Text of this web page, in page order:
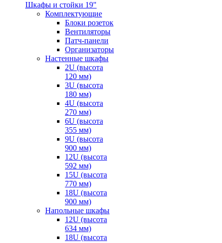
Шкафы и стойки 19"
Комплектующие
Блоки розеток
Вентиляторы
Патч-панели
Организаторы
Настенные шкафы
2U (высота
120 мм)
3U (высота
180 мм)
4U (высота
270 мм)
6U (высота
355 мм)
9U (высота
900 мм)
12U (высота
592 мм)
15U (высота
770 мм)
18U (высота
900 мм)
Напольные шкафы
12U (высота
634 мм)
18U (высота